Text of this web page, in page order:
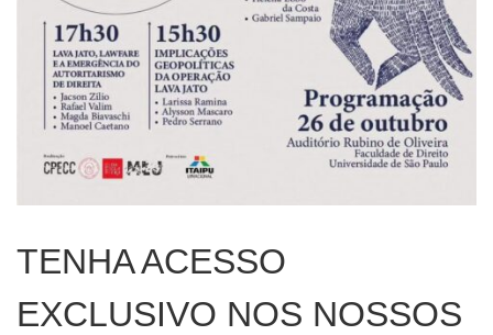
TENHA ACESSO
EXCLUSIVO NOS NOSSOS